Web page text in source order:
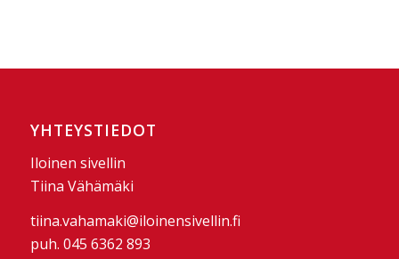
YHTEYSTIEDOT
Iloinen sivellin
Tiina Vähämäki
tiina.vahamaki@iloinensivellin.fi
puh. 045 6362 893